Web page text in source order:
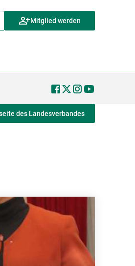
Mitglied werden
des Landesverbandes